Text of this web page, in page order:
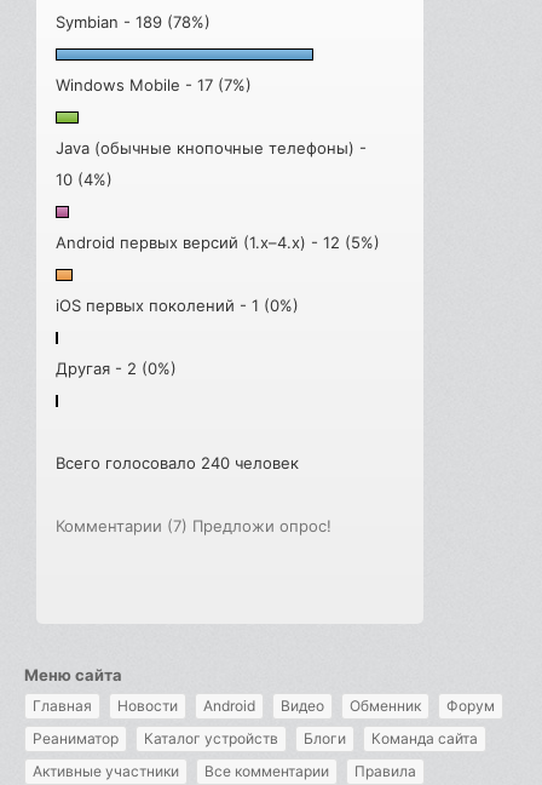
Symbian - 189 (78%)
Windows Mobile - 17 (7%)
Java (обычные кнопочные телефоны) -
10 (4%)
Android первых версий (1.x–4.x) - 12 (5%)
iOS первых поколений - 1 (0%)
Другая - 2 (0%)
Всего голосовало 240 человек
Комментарии (7) Предложи опрос!
Меню сайта
Главная Новости Android Видео Обменник
Форум
Реаниматор
Каталог устройств Блоги
Команда сайта
Активные участники
Все комментарии Правила